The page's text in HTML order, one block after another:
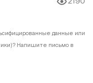
2190
данные или
Напишите письмо в